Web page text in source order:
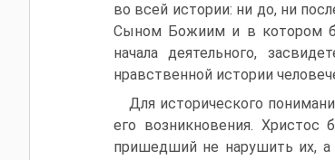
во всей истории: ни до, ни
Сыном Божиим и в котором
начала деятельного,
нравственной истории
Для исторического
его возникновения.
пришедший не нарушить их,